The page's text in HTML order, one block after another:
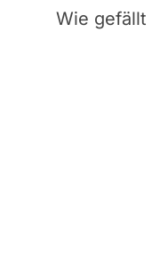
Wie gefällt